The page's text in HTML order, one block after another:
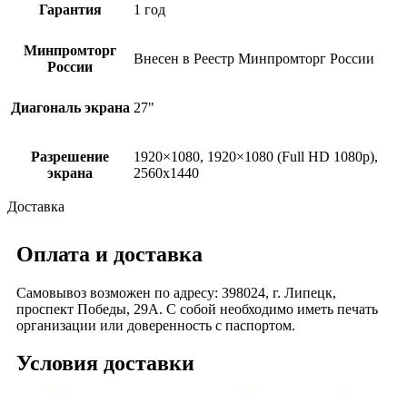
Гарантия 1 год
Минпромторг
России
Внесен в Реестр Минпромторг России
Диагональ экрана 27"
Разрешение
экрана
1920×1080, 1920×1080 (Full HD 1080p),
2560х1440
Доставка
Оплата и доставка
Самовывоз возможен по адресу: 398024, г. Липецк,
проспект Победы, 29А. С собой необходимо иметь печать
организации или доверенность с паспортом.
Условия доставки